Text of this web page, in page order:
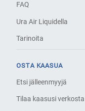
FAQ
Ura Air Liquidella
Tarinoita
OSTA KAASUA
Etsi jälleenmyyjä
Tilaa kaasusi verkosta